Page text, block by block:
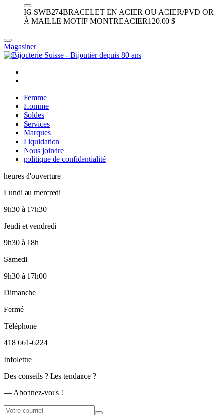
IG SWB274BRACELET EN ACIER OU ACIER/PVD OR
À MAILLE MOTIF MONTREACIER120.00 $
Magasiner
Femme
Homme
Soldes
Services
Marques
Liquidation
Nous joindre
politique de confidentialité
heures d'ouverture
Lundi au mercredi
9h30 à 17h30
Jeudi et vendredi
9h30 à 18h
Samedi
9h30 à 17h00
Dimanche
Fermé
Téléphone
418 661-6224
Infolettre
Des conseils ? Les tendance ?
― Abonnez-vous !